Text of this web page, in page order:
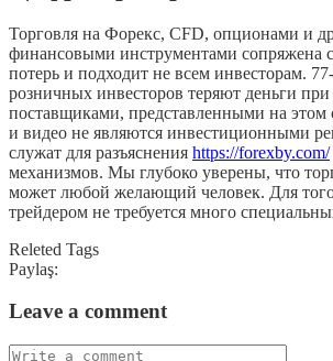
Торговля на Форекс, CFD, опционами и
финансовыми инструментами сопряжена
потерь и подходит не всем инвесторам.
розничных инвесторов теряют деньги
поставщиками, представленными на
и видео не являются инвестиционными
служат для разъяснения https://forexby.com/
механизмов. Мы глубоко уверены, что
может любой желающий человек. Для
трейдером не требуется много
Releted Tags
Paylaş:
Leave a comment